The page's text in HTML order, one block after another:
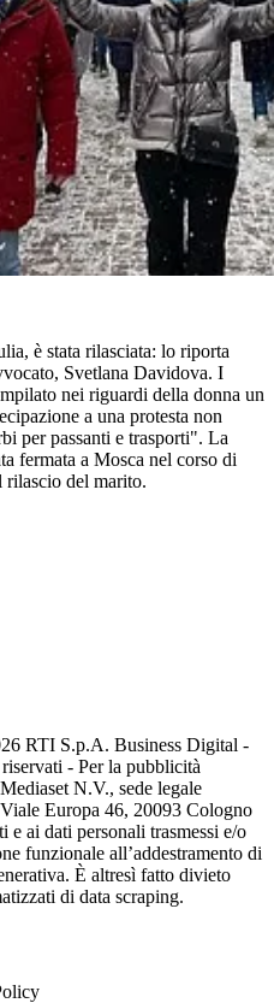
è stata rilasciata: lo riporta
Svetlana Davidova. I
nei riguardi della donna un
a una protesta non
per passanti e trasporti". La
fermata a Mosca nel corso di
rilascio del marito.
RTI S.p.A. Business Digital -
- Per la pubblicità
N.V., sede legale
Europa 46, 20093 Cologno
e ai dati personali trasmessi e/o
funzionale all’addestramento di
È altresì fatto divieto
di data scraping.